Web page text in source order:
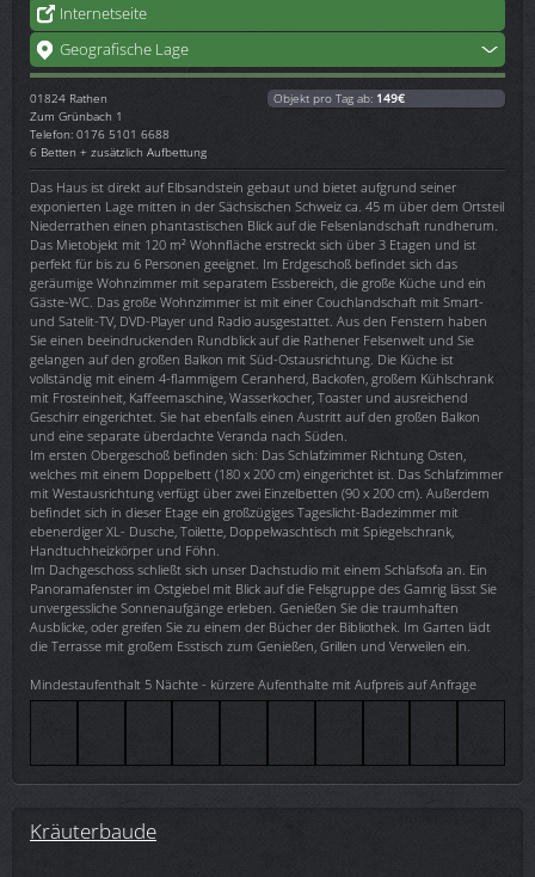
Internetseite
Geografische Lage
01824 Rathen
Zum Grünbach 1
Telefon: 0176 5101 6688
6 Betten + zusätzlich Aufbettung
Objekt pro Tag ab: 149€
Das Haus ist direkt auf Elbsandstein gebaut und bietet aufgrund seiner
exponierten Lage mitten in der Sächsischen Schweiz ca. 45 m über dem Ortsteil
Niederrathen einen phantastischen Blick auf die Felsenlandschaft rundherum.
Das Mietobjekt mit 120 m² Wohnfläche erstreckt sich über 3 Etagen und ist
perfekt für bis zu 6 Personen geeignet. Im Erdgeschoß befindet sich das
geräumige Wohnzimmer mit separatem Essbereich, die große Küche und ein
Gäste-WC. Das große Wohnzimmer ist mit einer Couchlandschaft mit Smart-
und Satelit-TV, DVD-Player und Radio ausgestattet. Aus den Fenstern haben
Sie einen beeindruckenden Rundblick auf die Rathener Felsenwelt und Sie
gelangen auf den großen Balkon mit Süd-Ostausrichtung. Die Küche ist
vollständig mit einem 4-flammigem Ceranherd, Backofen, großem Kühlschrank
mit Frosteinheit, Kaffeemaschine, Wasserkocher, Toaster und ausreichend
Geschirr eingerichtet. Sie hat ebenfalls einen Austritt auf den großen Balkon
und eine separate überdachte Veranda nach Süden.
Im ersten Obergeschoß befinden sich: Das Schlafzimmer Richtung Osten,
welches mit einem Doppelbett (180 x 200 cm) eingerichtet ist. Das Schlafzimmer
mit Westausrichtung verfügt über zwei Einzelbetten (90 x 200 cm). Außerdem
befindet sich in dieser Etage ein großzügiges Tageslicht-Badezimmer mit
ebenerdiger XL- Dusche, Toilette, Doppelwaschtisch mit Spiegelschrank,
Handtuchheizkörper und Föhn.
Im Dachgeschoss schließt sich unser Dachstudio mit einem Schlafsofa an. Ein
Panoramafenster im Ostgiebel mit Blick auf die Felsgruppe des Gamrig lässt Sie
unvergessliche Sonnenaufgänge erleben. Genießen Sie die traumhaften
Ausblicke, oder greifen Sie zu einem der Bücher der Bibliothek. Im Garten lädt
die Terrasse mit großem Esstisch zum Genießen, Grillen und Verweilen ein.
Mindestaufenthalt 5 Nächte - kürzere Aufenthalte mit Aufpreis auf Anfrage
Kräuterbaude